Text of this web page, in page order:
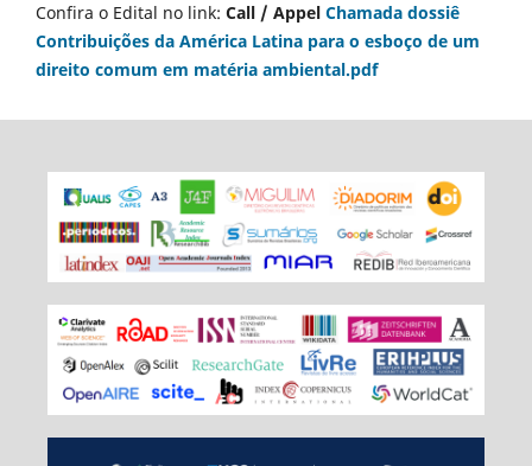
Confira o Edital no link: Call / Appel Chamada dossiê
Contribuições da América Latina para o esboço de um
direito comum em matéria ambiental.pdf